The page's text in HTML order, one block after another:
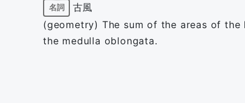
名詞
古風
(geometry) The sum of the areas of
the medulla oblongata.